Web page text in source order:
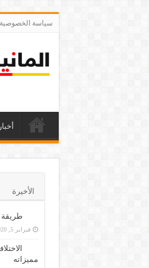
سياسة الخصوصية
أخبار
الأخيرة
طريقة
فبراير 5, 2020
مميزاته